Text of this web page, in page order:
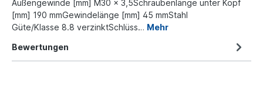
Außengewinde [mm] M30 x 3,5Schraubenlänge unter Kopf
[mm] 190 mmGewindelänge [mm] 45 mmStahl
Güte/Klasse 8.8 verzinktSchlüss… Mehr
Bewertungen